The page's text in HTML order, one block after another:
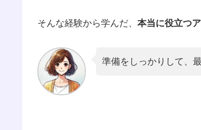
そんな経験から学んだ、 本当に役立つ
準備をしっかりして、